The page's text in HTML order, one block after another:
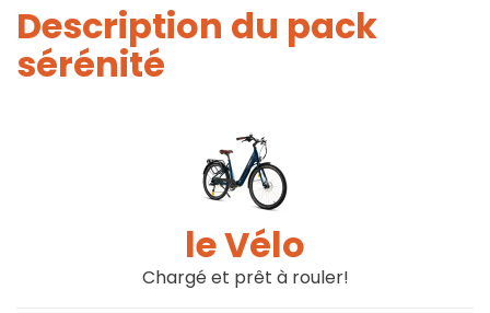
Description du pack
sérénité
le Vélo
Chargé et prêt à rouler!